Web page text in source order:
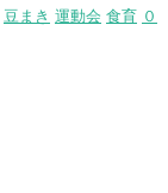
豆まき 運動会 食育 ０